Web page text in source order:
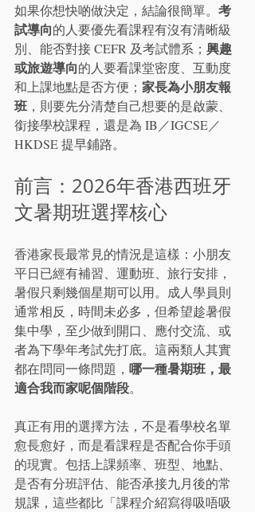
如果你想快啲做決定，結論很簡單。 考
試導向的人要優先看課程有沒有清晰級
別、能否對接 CEFR 及考試體系； 興趣
或旅遊導向的人要看課堂密度、互動度
和上課地點是否方便； 家長為小朋友報
班 ，則要先分清楚自己想要的是啟蒙、
銜接學校課程，還是為 IB／IGCSE／
HKDSE 提早鋪路。
前言：2026年香港西班牙
文暑期班選擇核心
香港家長最常見的情況是這樣：小朋友
平日已經有補習、運動班、旅行安排，
暑假只剩幾個星期可以用。成人學員則
通常相反，時間未必多，但希望趁暑假
集中學，至少做到開口、應付交流、或
者為下學年考試先打底。這兩類人其實
都在問同一條問題， 哪一種暑期班，最
適合我而家呢個階段。
真正有用的選擇方法，不是看學校名單
愈長愈好，而是看課程是否配合你手頭
的現實。包括上課頻率、班型、地點、
是否有分班評估、能否承接九月後的常
規課，這些都比「課程介紹寫得吸唔吸